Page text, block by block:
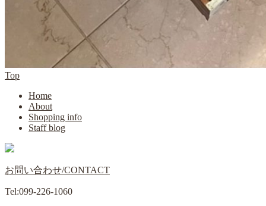
Top
Home
About
Shopping info
Staff blog
お問い合わせ/CONTACT
Tel:099-226-1060